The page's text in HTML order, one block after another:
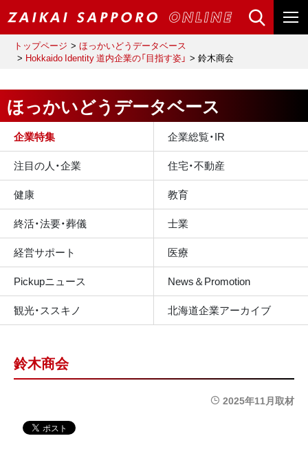
トップページ
ほっかいどうデータベース
Hokkaido Identity 道内企業の「目指す姿」
鈴木商会
ほっかいどうデータベース
企業特集
企業総覧・IR
注目の人・企業
住宅・不動産
健康
教育
終活・法要・葬儀
士業
経営サポート
医療
Pickupニュース
News＆Promotion
観光・ススキノ
北海道企業アーカイブ
鈴木商会
2025年11月取材